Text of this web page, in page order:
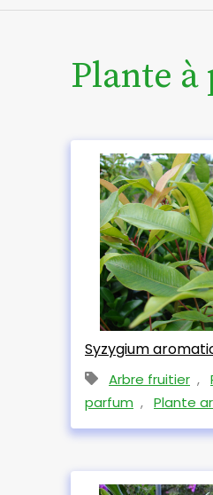
Plante
Syzygium
Arbre fruitier ,
parfum , Plante